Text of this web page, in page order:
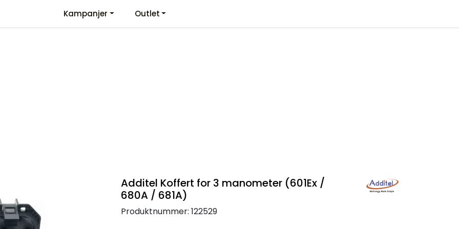
KontaktinformasjonKampanjer Outlet
Additel Koffert for 3 manometer (601Ex /
680A / 681A)
Produktnummer: 122529